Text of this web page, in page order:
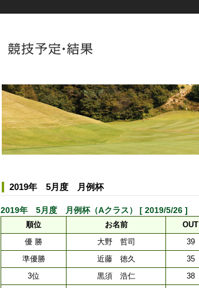
2019年 5月度 月例杯
2019年 5月度 月例杯（Aクラス） [ 2019/5/26 ]
順位 お名前 OUT
優 勝
大野 哲司 39
準優勝
近藤 徳久 35
3位
黒須 浩仁 38